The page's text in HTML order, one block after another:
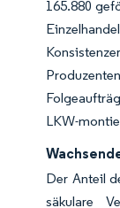
165.880
LKW-
Der Anteil
säkulare